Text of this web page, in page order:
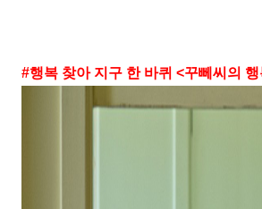
#행복 찾아 지구 한 바퀴 <꾸뻬씨의